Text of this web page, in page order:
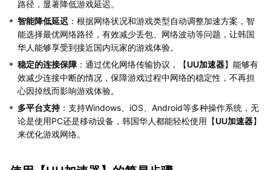
路径，显著降低游戏延迟。
智能降低延迟 ：根据网络状况和游戏类型自动调整加速方案，智
能选择最优网络路径，有效减少丢包、网络波动等问题，让韩国
华人能够享受到接近国内玩家的游戏体验。
稳定的连接保障 ：通过优化网络传输协议，【UU加速器】能够有
效减少连接中断的情况，保障游戏过程中网络的稳定性，不再担
心因掉线而影响游戏体验。
多平台支持：支持Windows、iOS、Android等多种操作系统，无
论是使用PC还是移动设备，韩国华人都能轻松使用【UU加速器】
来优化游戏网络。